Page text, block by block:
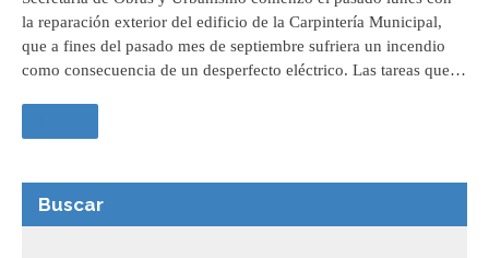
la reparación exterior del edificio de la Carpintería Municipal,
que a fines del pasado mes de septiembre sufriera un incendio
como consecuencia de un desperfecto eléctrico. Las tareas que…
Buscar